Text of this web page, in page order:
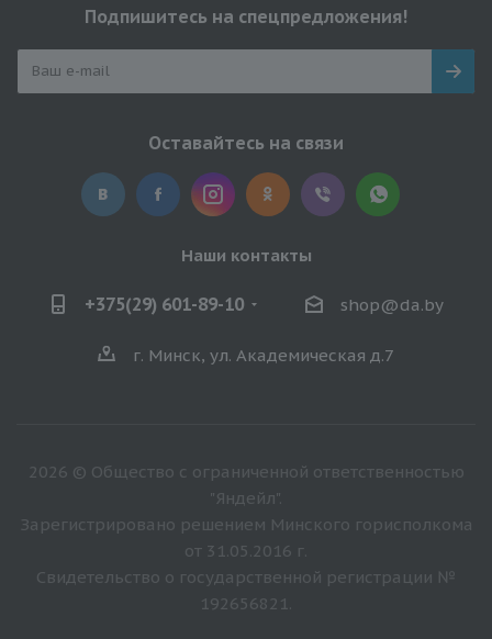
Подпишитесь на спецпредложения!
Оставайтесь на связи
Наши контакты
+375(29) 601-89-10 shop@da.by
г. Минск, ул. Академическая д.7
2026 © Общество с ограниченной ответственностью
"Яндейл".
Зарегистрировано решением Минского горисполкома
от 31.05.2016 г.
Свидетельство о государственной регистрации №
192656821.